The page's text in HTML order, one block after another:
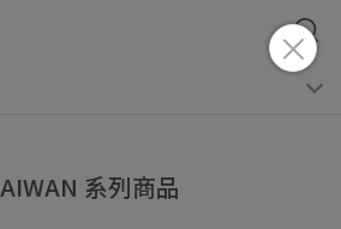
系列商品